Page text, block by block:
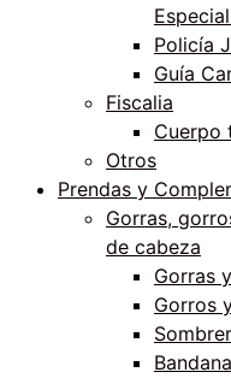
Policía
Guía
Fiscalia
Cuerpo
Otros
Prendas y
Gorras,
de cabeza
Gorras
Gorros